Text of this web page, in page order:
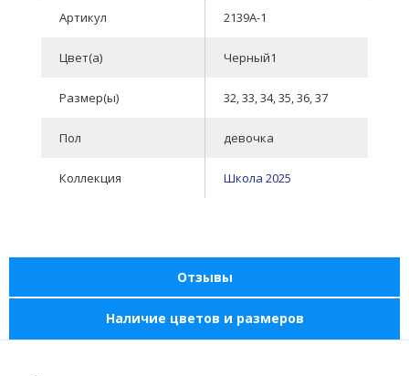
Артикул 2139A-1
Цвет(а) Черный1
Размер(ы) 32, 33, 34, 35, 36, 37
Пол девочка
Коллекция Школа 2025
Отзывы
Наличие цветов и размеров